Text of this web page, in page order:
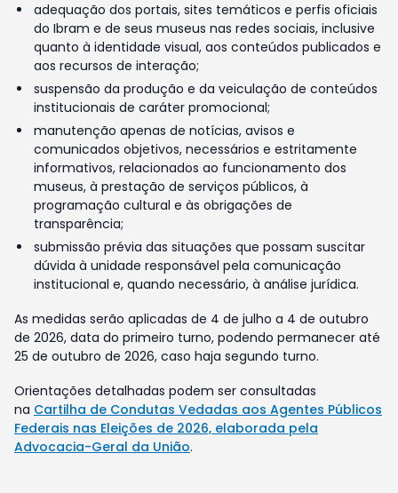
adequação dos portais, sites temáticos e perfis oficiais
do Ibram e de seus museus nas redes sociais, inclusive
quanto à identidade visual, aos conteúdos publicados e
aos recursos de interação;
suspensão da produção e da veiculação de conteúdos
institucionais de caráter promocional;
manutenção apenas de notícias, avisos e
comunicados objetivos, necessários e estritamente
informativos, relacionados ao funcionamento dos
museus, à prestação de serviços públicos, à
programação cultural e às obrigações de
transparência;
submissão prévia das situações que possam suscitar
dúvida à unidade responsável pela comunicação
institucional e, quando necessário, à análise jurídica.
As medidas serão aplicadas de 4 de julho a 4 de outubro
de 2026, data do primeiro turno, podendo permanecer até
25 de outubro de 2026, caso haja segundo turno.
Orientações detalhadas podem ser consultadas
na Cartilha de Condutas Vedadas aos Agentes Públicos
Federais nas Eleições de 2026, elaborada pela
Advocacia-Geral da União.